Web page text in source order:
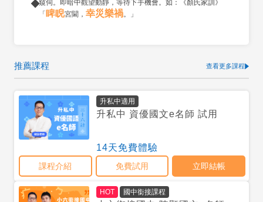
窺伺。即暗中觀望動靜，等待下手機會。如：《顏氏家訓》
「 睥睨宮閫， 幸災樂禍。」
推薦課程 查看更多課程